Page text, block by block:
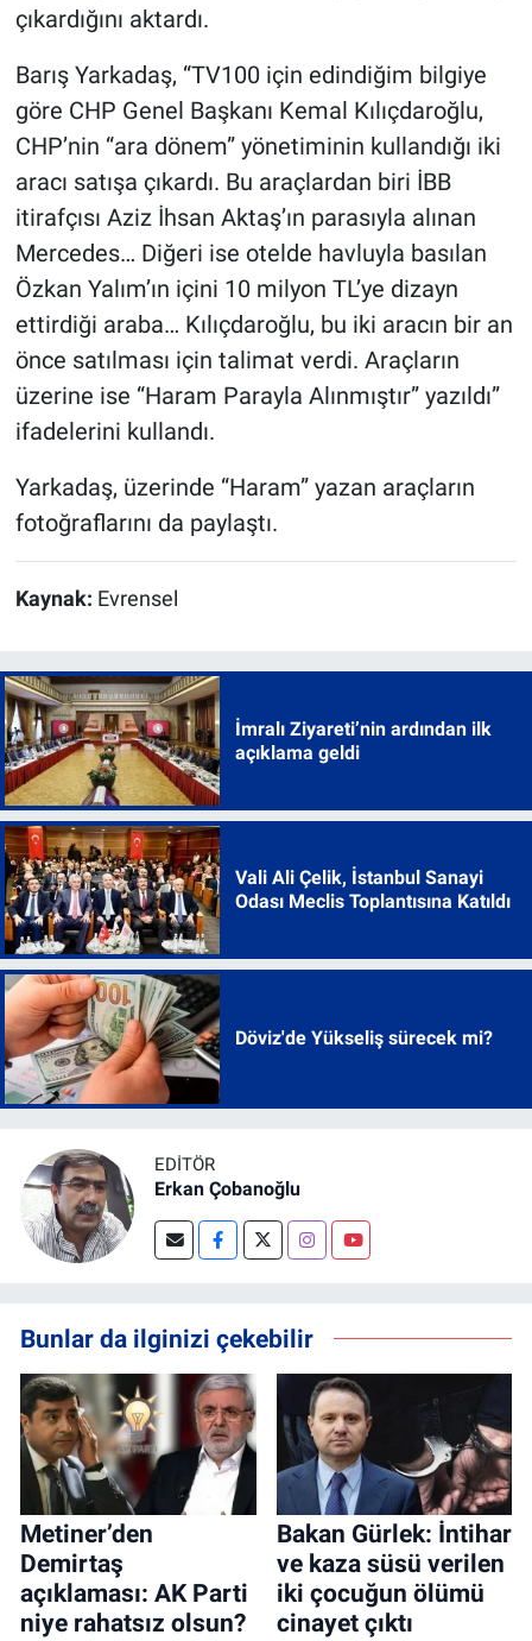
çıkardığını aktardı.
Barış Yarkadaş, “TV100 için edindiğim bilgiye
göre CHP Genel Başkanı Kemal Kılıçdaroğlu,
CHP’nin “ara dönem” yönetiminin kullandığı iki
aracı satışa çıkardı. Bu araçlardan biri İBB
itirafçısı Aziz İhsan Aktaş’ın parasıyla alınan
Mercedes… Diğeri ise otelde havluyla basılan
Özkan Yalım’ın içini 10 milyon TL’ye dizayn
ettirdiği araba… Kılıçdaroğlu, bu iki aracın bir an
önce satılması için talimat verdi. Araçların
üzerine ise “Haram Parayla Alınmıştır” yazıldı”
ifadelerini kullandı.
Yarkadaş, üzerinde “Haram” yazan araçların
fotoğraflarını da paylaştı.
Kaynak: Evrensel
İmralı Ziyareti’nin ardından ilk
açıklama geldi
Vali Ali Çelik, İstanbul Sanayi
Odası Meclis Toplantısına Katıldı
Döviz'de Yükseliş sürecek mi?
EDITÖR
Erkan Çobanoğlu
Bunlar da ilginizi çekebilir
Metiner’den
Demirtaş
açıklaması: AK Parti
niye rahatsız olsun?
Bakan Gürlek: İntihar
ve kaza süsü verilen
iki çocuğun ölümü
cinayet çıktı